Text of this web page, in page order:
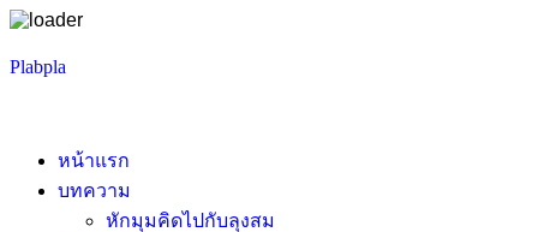
Skip
Plabpla
หน้าแรก
บทความ
หักมุมคิดไปกับลุงสม